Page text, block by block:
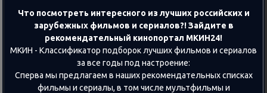
Что посмотреть интересного из лучших российских и
зарубежных фильмов и сериалов?! Зайдите в
рекомендательный кинопортал МКИН24!
МКИН - Классификатор подборок лучших фильмов и сериалов
за все годы под настроение:
Сперва мы предлагаем в наших рекомендательных списках
фильмы и сериалы, в том числе мультфильмы и